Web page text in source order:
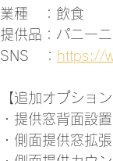
業種　：飲食
提供品：パニー
SNS　： https://
【追加オプション
・提供窓背面設置
・側面提供窓拡張